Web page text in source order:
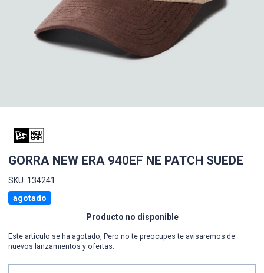
GORRA NEW ERA 940EF NE PATCH SUEDE
SKU: 134241
agotado
Producto no disponible
Este articulo se ha agotado, Pero no te preocupes te avisaremos de
nuevos lanzamientos y ofertas.